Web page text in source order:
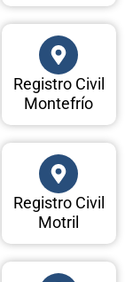
Registro Civil
Montefrío
Registro Civil
Motril